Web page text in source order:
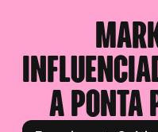
a ponta